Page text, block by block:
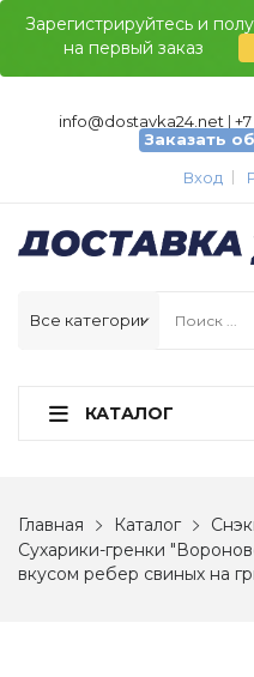
Зарегистрируйтесь и
на первый заказ
info@dostavka24.net |
Заказать
Вход
КАТАЛОГ
Главная Каталог
Сухарики-гренки
вкусом ребер свиных на